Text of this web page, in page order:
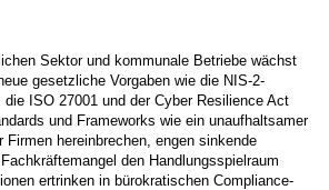
Sektor und kommunale Betriebe wächst
gesetzliche Vorgaben wie die NIS-2-
ISO 27001 und der Cyber Resilience Act
und Frameworks wie ein unaufhaltsamer
Firmen hereinbrechen, engen sinkende
den Handlungsspielraum
ertrinken in bürokratischen Compliance-